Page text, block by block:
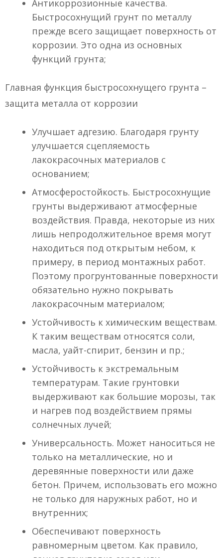
Антикоррозионные качества.
Быстросохнущий грунт по металлу
прежде всего защищает поверхность от
коррозии. Это одна из основных
функций грунта;
Главная функция быстросохнущего грунта –
защита металла от коррозии
Улучшает адгезию. Благодаря грунту
улучшается сцепляемость
лакокрасочных материалов с
основанием;
Атмосферостойкость. Быстросохнущие
грунты выдерживают атмосферные
воздействия. Правда, некоторые из них
лишь непродолжительное время могут
находиться под открытым небом, к
примеру, в период монтажных работ.
Поэтому прогрунтованные поверхности
обязательно нужно покрывать
лакокрасочным материалом;
Устойчивость к химическим веществам.
К таким веществам относятся соли,
масла, уайт-спирит, бензин и пр.;
Устойчивость к экстремальным
температурам. Такие грунтовки
выдерживают как большие морозы, так
и нагрев под воздействием прямы
солнечных лучей;
Универсальность. Может наноситься не
только на металлические, но и
деревянные поверхности или даже
бетон. Причем, использовать его можно
не только для наружных работ, но и
внутренних;
Обеспечивают поверхность
равномерным цветом. Как правило,